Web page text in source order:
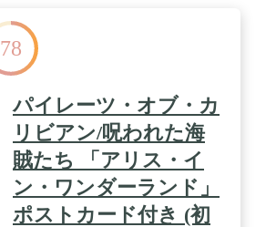
78
パイレーツ・オブ・カ
リビアン/呪われた海
賊たち 「アリス・イ
ン・ワンダーランド」
ポストカード付き (初